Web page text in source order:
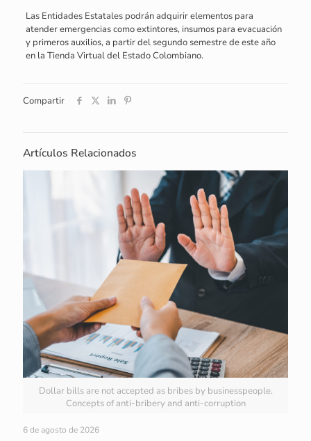
Las Entidades Estatales podrán adquirir elementos para
atender emergencias como extintores, insumos para evacuación
y primeros auxilios, a partir del segundo semestre de este año
en la Tienda Virtual del Estado Colombiano.
Compartir
Artículos Relacionados
Dollar bills are not accepted as bribes by businesspeople.
Concepts of anti-bribery and anti-corruption
6 de agosto de 2026